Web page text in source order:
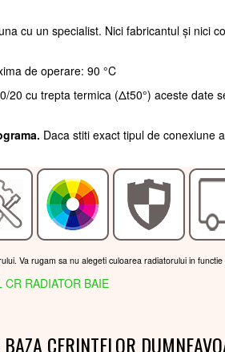
cu un specialist. Nici fabricantul și nici
de operare: 90 °C
20 cu trepta termica (Δt50°) aceste date
Daca stiti exact tipul de conexiune
Va rugam sa nu alegeti culoarea radiatorului in
CR RADIATOR BAIE
CERINTELOR